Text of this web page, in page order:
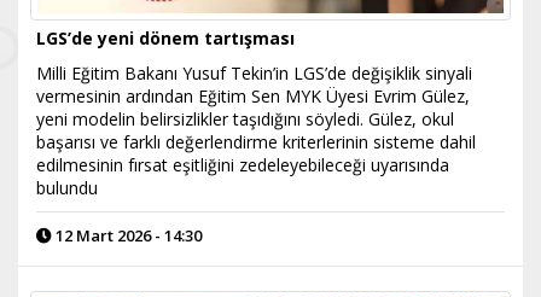
LGS’de yeni dönem tartışması
Milli Eğitim Bakanı Yusuf Tekin’in LGS’de değişiklik sinyali
vermesinin ardından Eğitim Sen MYK Üyesi Evrim Gülez,
yeni modelin belirsizlikler taşıdığını söyledi. Gülez, okul
başarısı ve farklı değerlendirme kriterlerinin sisteme dahil
edilmesinin fırsat eşitliğini zedeleyebileceği uyarısında
bulundu
12 Mart 2026 - 14:30